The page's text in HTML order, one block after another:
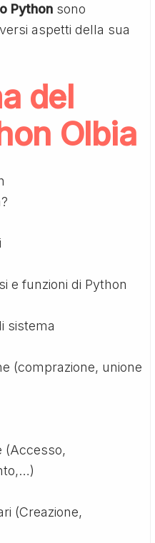
Python sono
aspetti della sua
del
Olbia
e funzioni di Python
sistema
(comprazione, unione
(Accesso,
(Creazione,